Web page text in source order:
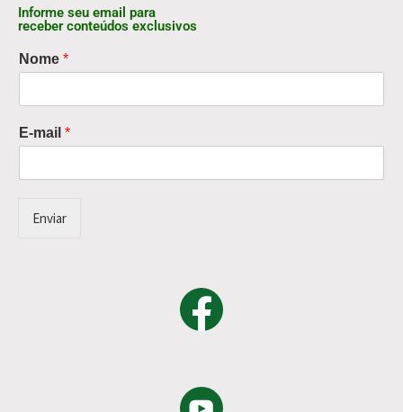
Informe seu email para
receber conteúdos exclusivos
Nome *
E-mail *
Enviar